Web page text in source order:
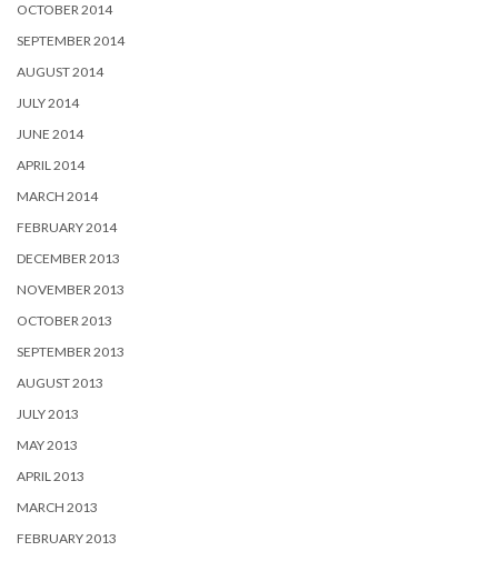
OCTOBER 2014
SEPTEMBER 2014
AUGUST 2014
JULY 2014
JUNE 2014
APRIL 2014
MARCH 2014
FEBRUARY 2014
DECEMBER 2013
NOVEMBER 2013
OCTOBER 2013
SEPTEMBER 2013
AUGUST 2013
JULY 2013
MAY 2013
APRIL 2013
MARCH 2013
FEBRUARY 2013